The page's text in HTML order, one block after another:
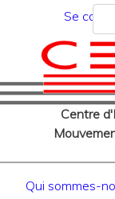
Se
Centre
Qui sommes-